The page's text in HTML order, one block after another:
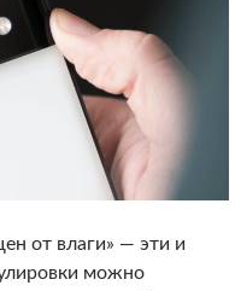
от влаги» — эти и
можно